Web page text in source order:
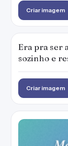
Criar imagem
Era pra ser
sozinho e
Criar imagem